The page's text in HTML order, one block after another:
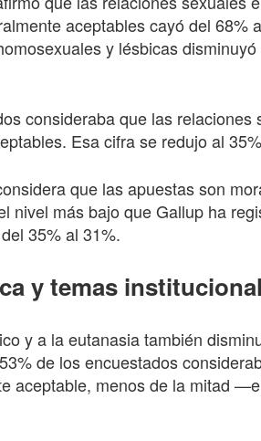
aceptables cayó del 68%
y lésbicas
consideraba que las relaciones
Esa cifra se redujo al
que las apuestas son
nivel más bajo que Gallup ha
35% al 31%.
y temas
y a la eutanasia también
de los encuestados
aceptable, menos de la mitad